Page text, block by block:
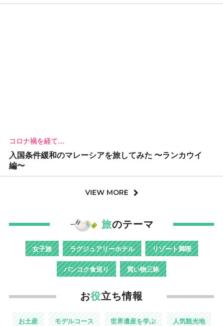
コロナ禍を経て…
入国条件緩和のマレーシアを旅してみた 〜ランカウイ
編〜
VIEW MORE
旅のテーマ
女子旅 ラグジュアリーホテル リゾート満喫
バンコク食巡り 買い物三昧
お役立ち情報
お土産 モデルコース 世界遺産を学ぶ 人気観光地